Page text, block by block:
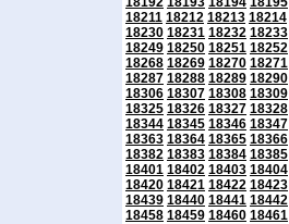
18211 18212 18213 18214
18230 18231 18232 18233
18249 18250 18251 18252
18268 18269 18270 18271
18287 18288 18289 18290
18306 18307 18308 18309
18325 18326 18327 18328
18344 18345 18346 18347
18363 18364 18365 18366
18382 18383 18384 18385
18401 18402 18403 18404
18420 18421 18422 18423
18439 18440 18441 18442
18458 18459 18460 18461